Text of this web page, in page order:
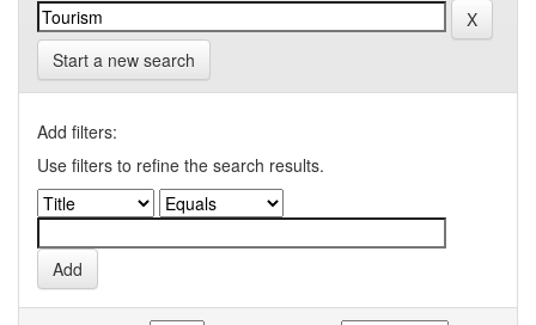
Start a new search
Add filters:
Use filters to refine the search results.